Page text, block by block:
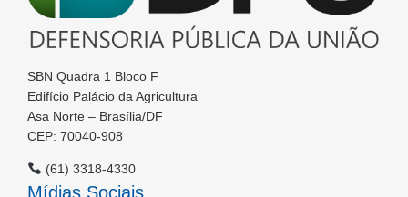
SBN Quadra 1 Bloco F
Edifício Palácio da Agricultura
Asa Norte – Brasília/DF
CEP: 70040-908
(61) 3318-4330
Mídias Sociais